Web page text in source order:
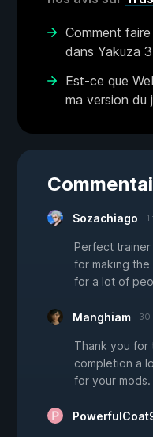
Comment
dans Yakuza
Est-ce que
ma version du
Sozachiago 1
Perfect trainer
for making
for a lot of
Manghiam 30
Thank you for
completion a
for your mods.